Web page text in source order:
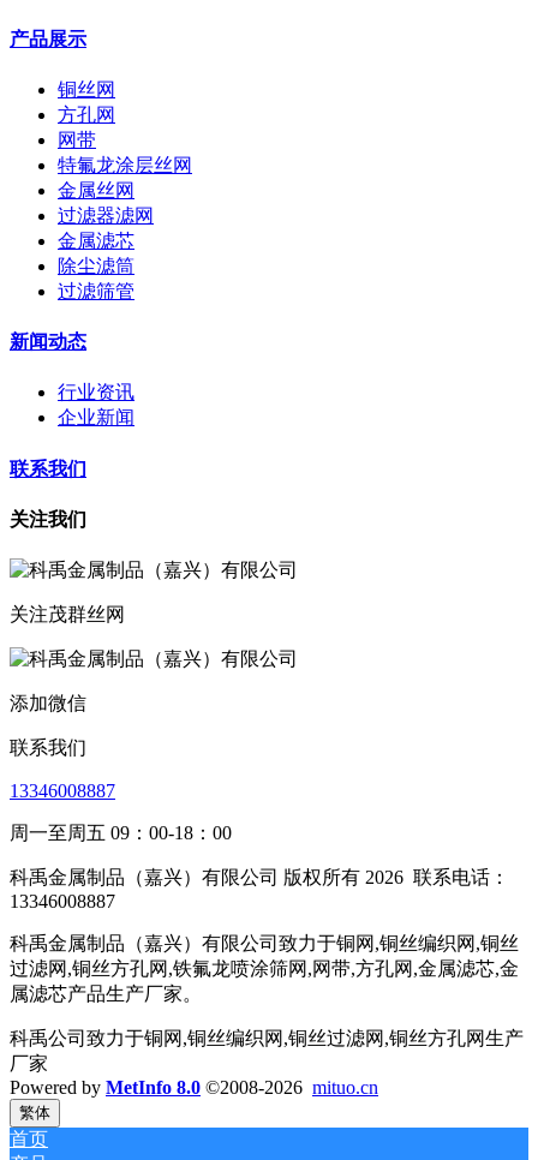
产品展示
铜丝网
方孔网
网带
特氟龙涂层丝网
金属丝网
过滤器滤网
金属滤芯
除尘滤筒
过滤筛管
新闻动态
行业资讯
企业新闻
联系我们
关注我们
关注茂群丝网
添加微信
联系我们
13346008887
周一至周五 09：00-18：00
科禹金属制品（嘉兴）有限公司 版权所有 2026 联系电话：
13346008887
科禹金属制品（嘉兴）有限公司致力于铜网,铜丝编织网,铜丝
过滤网,铜丝方孔网,铁氟龙喷涂筛网,网带,方孔网,金属滤芯,金
属滤芯产品生产厂家。
科禹公司致力于铜网,铜丝编织网,铜丝过滤网,铜丝方孔网生产
厂家
Powered by MetInfo 8.0 ©2008-2026 mituo.cn
繁体
首页